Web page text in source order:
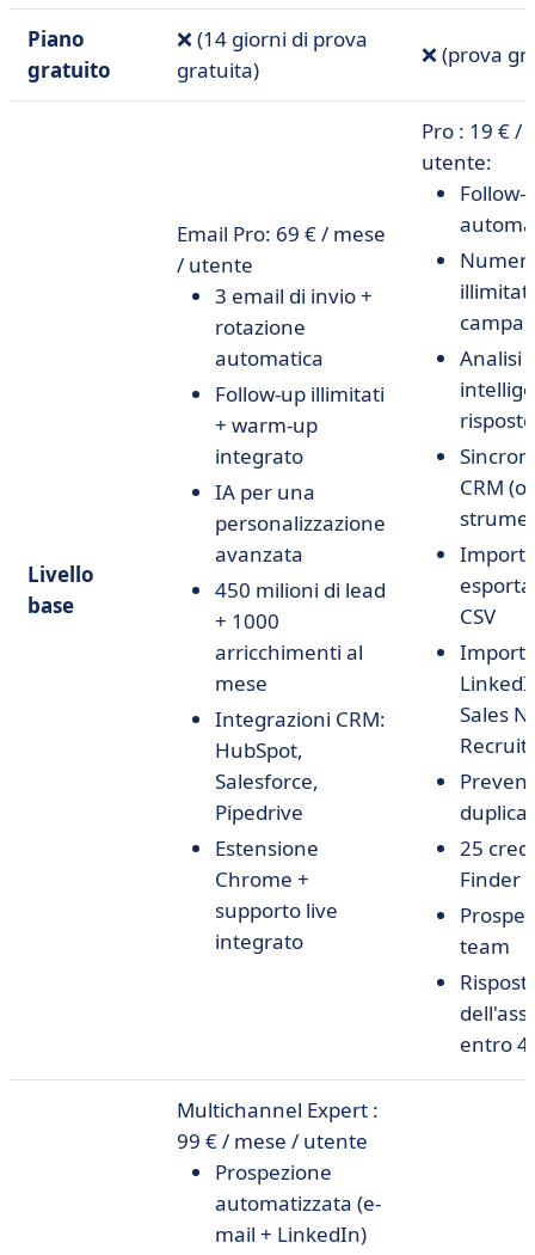
Piano
gratuito
❌ (14 giorni di prova
gratuita)
❌ (prova
Livello
base
Email Pro: 69 € / mese
/ utente
3 email di invio +
rotazione
automatica
Follow-up illimitati
+ warm-up
integrato
IA per una
personalizzazione
avanzata
450 milioni di lead
+ 1000
arricchimenti al
mese
Integrazioni CRM:
HubSpot,
Salesforce,
Pipedrive
Estensione
Chrome +
supporto live
integrato
Pro : 19 € /
utente:
Follow-
Analisi
risposte
CRM
CSV
Sales
25
Finder
team
entro
Multichannel Expert :
99 € / mese / utente
Prospezione
automatizzata (e-
mail + LinkedIn)